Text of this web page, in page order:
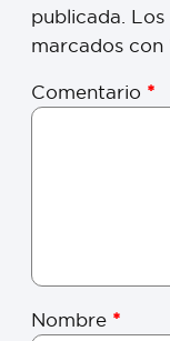
publicada.
marcados con
Comentario *
Nombre *